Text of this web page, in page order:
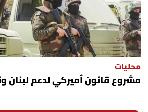
محليات
مشروع قانون أميركي لدعم لبنان